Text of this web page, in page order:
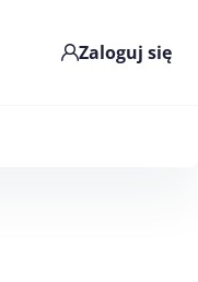
Zaloguj się